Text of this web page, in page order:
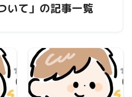
いて」の記事一覧